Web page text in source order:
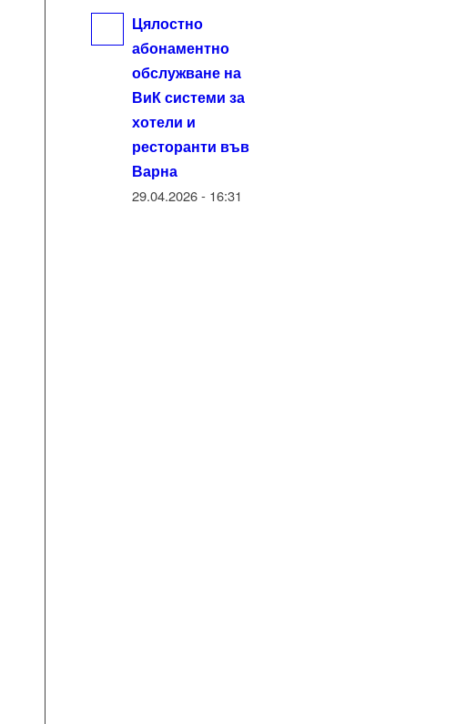
Цялостно
абонаментно
обслужване на
ВиК системи за
хотели и
ресторанти във
Варна
29.04.2026 - 16:31